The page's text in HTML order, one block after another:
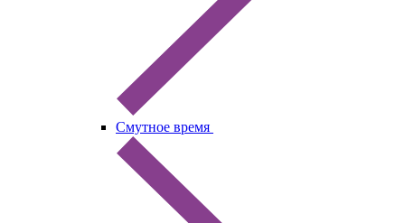
Смутное время